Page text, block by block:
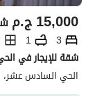
ج.م15,000
3
1
الحي السادس عشر،